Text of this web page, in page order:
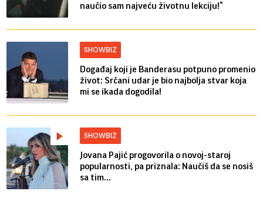
naučio sam najveću životnu lekciju!“
SHOWBIZ
Događaj koji je Banderasu potpuno promenio
život: Srčani udar je bio najbolja stvar koja
mi se ikada dogodila!
SHOWBIZ
Jovana Pajić progovorila o novoj-staroj
popularnosti, pa priznala: Naučiš da se nosiš
sa tim...